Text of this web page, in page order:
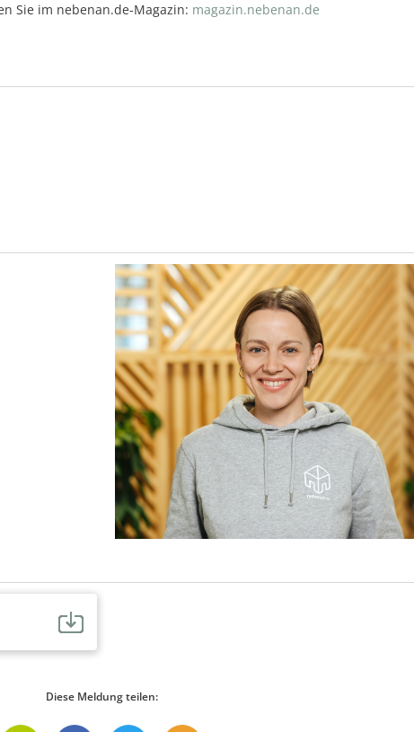
Sie im nebenan.de-Magazin: magazin.nebenan.de
Diese Meldung teilen: